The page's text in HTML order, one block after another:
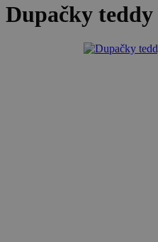
Dupačky